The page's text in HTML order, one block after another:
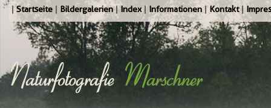
Startseite Bildergalerien Index Informationen Kontakt